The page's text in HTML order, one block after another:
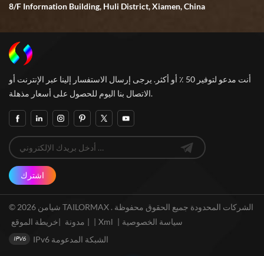
8/F Information Building, Huli District, Xiamen, China
أنت مدعو لتوفير 50 ٪ أو أكثر. يرجى إرسال الاستفسار إلينا عبر الإنترنت أو
الاتصال بنا اليوم للحصول على أسعار مذهلة.
اشترك
© 2026 شيامن TAILORMAX الشركات المحدودة جميع الحقوق محفوظة .
| مدونة | | Xml | سياسة الخصوصية
IPv6 الشبكة المدعومة